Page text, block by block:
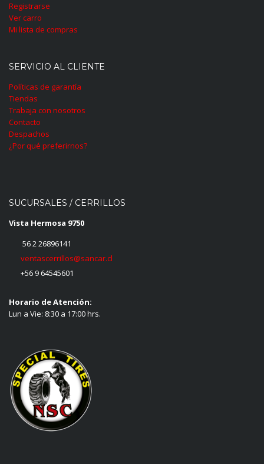
Registrarse
Ver carro
Mi lista de compras
SERVICIO AL CLIENTE
Políticas de garantía
Tiendas
Trabaja con nosotros
Contacto
Despachos
¿Por qué preferirnos?
SUCURSALES / CERRILLOS
Vista Hermosa 9750
56 2 26896141
ventascerrillos@sancar.cl
+56 9 64545601
Horario de Atención:
Lun a Vie: 8:30 a 17:00 hrs.